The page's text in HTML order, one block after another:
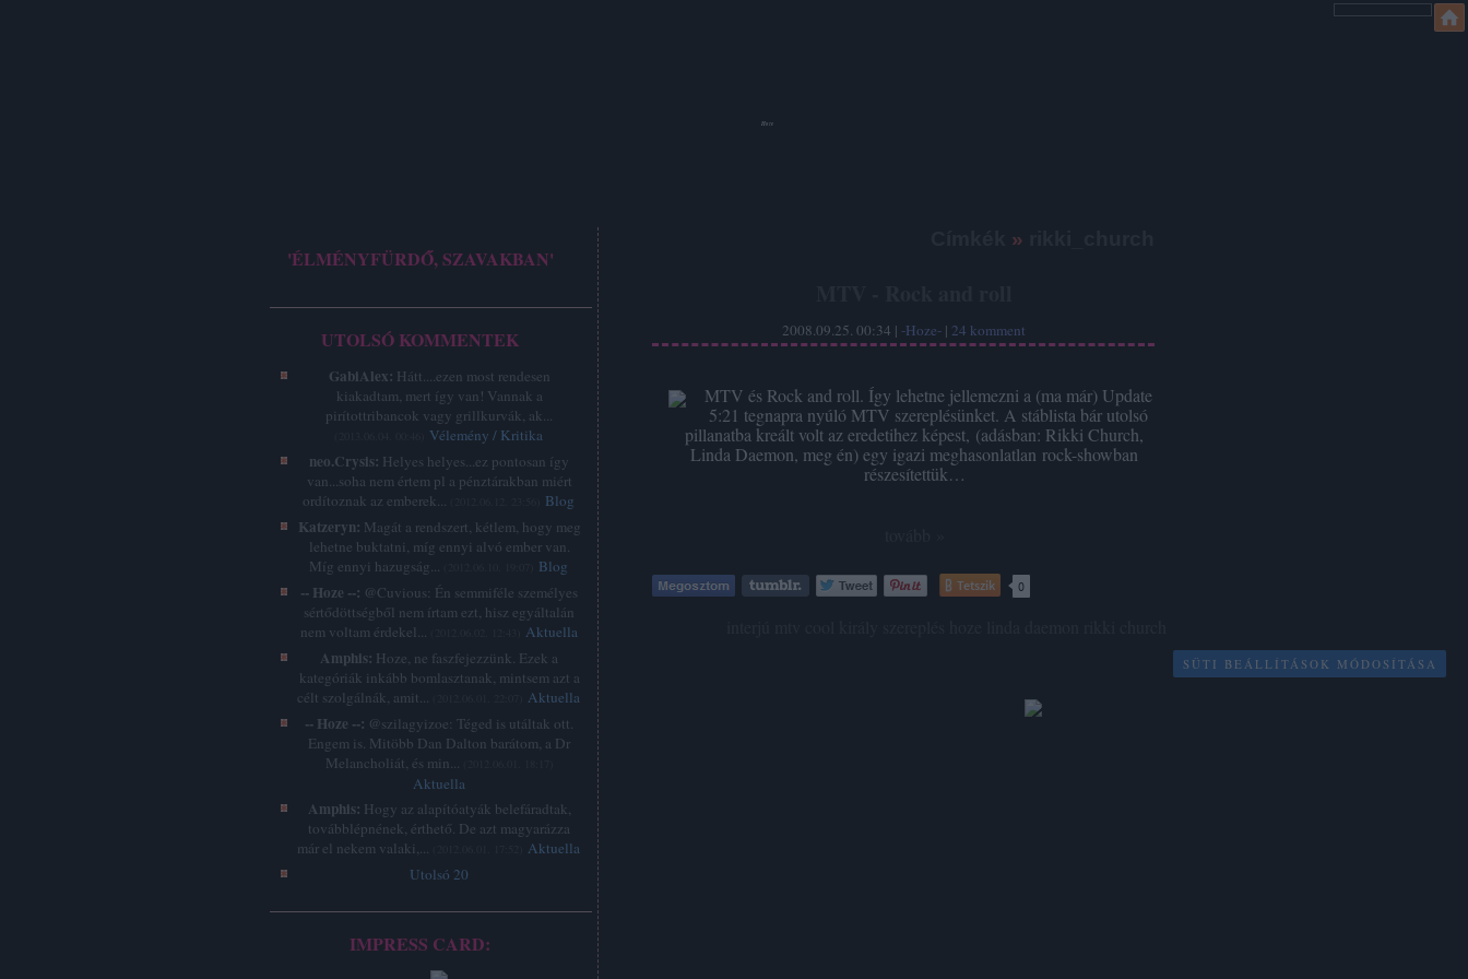
Hoze
'ÉLMÉNYFÜRDŐ, SZAVAKBAN'
UTOLSÓ KOMMENTEK
GabiAlex: Hátt....ezen most rendesen
kiakadtam, mert így van! Vannak a
pirítottribancok vagy grillkurvák, ak...
Vélemény / Kritika
neo.Crysis: Helyes helyes...ez pontosan így
van...soha nem értem pl a pénztárakban miért
ordítoznak az emberek...
Blog
Katzeryn: Magát a rendszert, kétlem, hogy meg
lehetne buktatni, míg ennyi alvó ember van.
Míg ennyi hazugság...
Blog
-- Hoze --: @Cuvious: Én semmiféle személyes
sértődöttségből nem írtam ezt, hisz egyáltalán
nem voltam érdekel...
Aktuella
Amphis: Hoze, ne faszfejezzünk. Ezek a
kategóriák inkább bomlasztanak, mintsem azt a
célt szolgálnák, amit...
Aktuella
-- Hoze --: @szilagyizoe: Téged is utáltak ott.
Engem is. Mitöbb Dan Dalton barátom, a Dr
Melancholiát, és min...
Aktuella
Amphis: Hogy az alapítóatyák belefáradtak,
továbblépnének, érthető. De azt magyarázza
már el nekem valaki,...
Aktuella
Utolsó 20
IMPRESS CARD:
»
2008.09.25. 00:34 | -Hoze- | 24 komment
MTV és Rock and roll. Így lehetne jellemezni a (ma már) Update
5:21 tegnapra nyúló MTV szereplésünket. A stáblista bár utolsó
pillanatba kreált volt az eredetihez képest, (adásban: Rikki Church,
Linda Daemon, meg én) egy igazi meghasonlatlan rock-showban
részesítettük…
Tetszik 0
SÜTI BEÁLLÍTÁSOK MÓDOSÍTÁSA